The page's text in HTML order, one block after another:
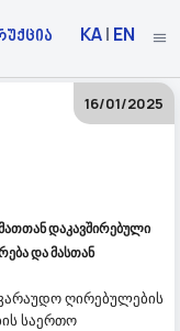
KA| EN
დაკავშირებული
და მასთან
16/01/2025
ღირებულების
საერთო